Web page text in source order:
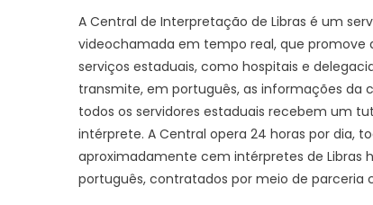
A Central de Interpretação de Libras é um
videochamada em tempo real, que promove
serviços estaduais, como hospitais e
transmite, em português, as informações da
todos os servidores estaduais recebem um
intérprete. A Central opera 24 horas por dia,
aproximadamente cem intérpretes de Libras
português, contratados por meio de parceria